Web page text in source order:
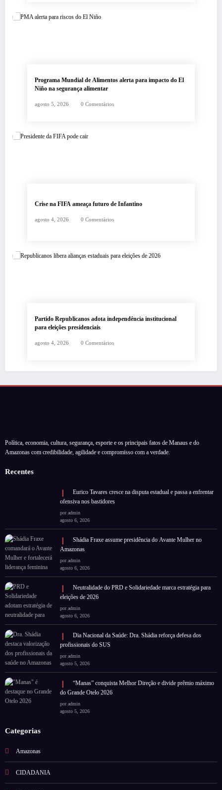
Programa Mundial de Alimentos alerta para impacto do El
Niño na segurança alimentar
agosto 5, 2026 0 Comentários
Crise na FIFA ameaça futuro de Infantino
agosto 4, 2026 0 Comentários
Partido Republicanos adota independência institucional
para eleições presidenciais
agosto 4, 2026 0 Comentários
Política, economia, cultura, segurança, esporte e os principais fatos de Manaus e do
Amazonas com credibilidade, agilidade e compromisso com a verdade.
Recentes
Eurico Tavares cresce na disputa estadual e passa a enfrentar
ofensiva nos bastidores
por admin
agosto 6, 2026
Shádia Fraxe assume presidência do Avante Mulher no
Amazonas
por admin
agosto 6, 2026
Neutralidade do PRD e Solidariedade marca estratégia para
eleições de 2026
por admin
agosto 6, 2026
Dia Nacional da Saúde: Dra. Shádia reforça defesa dos
profissionais do SUS
por admin
agosto 5, 2026
“Manas” conquista Melhor Direção e divide prêmio máximo
do Grande Otelo 2026
por admin
agosto 5, 2026
Categorias
Amazonas
CIDADANIA